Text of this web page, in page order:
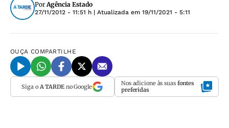
PorAgência Estado
27/11/2012 - 11:51 h | Atualizada em 19/11/2021 - 5:11
OUÇA COMPARTILHE
Siga o A TARDEno Google Nos adicione às suas fontes
preferidas